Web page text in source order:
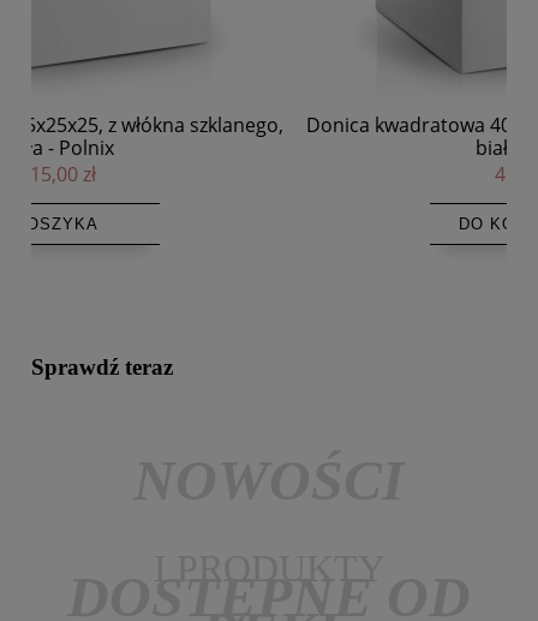
Donica kwadratowa 40x40x40, z włókna szklanego,
Sprawdź teraz